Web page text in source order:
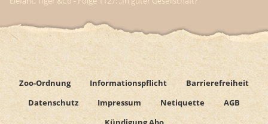
Zoo-Ordnung Informationspflicht
Barrierefreiheit
Datenschutz
Impressum Netiquette
AGB